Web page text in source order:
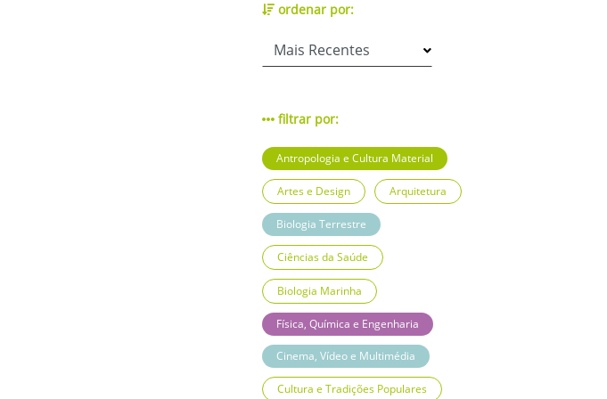
ordenar por:
filtrar por:
Antropologia e Cultura Material
Artes e Design Arquitetura
Biologia Terrestre
Ciências da Saúde
Biologia Marinha
Física, Química e Engenharia
Cinema, Vídeo e Multimédia
Cultura e Tradições Populares